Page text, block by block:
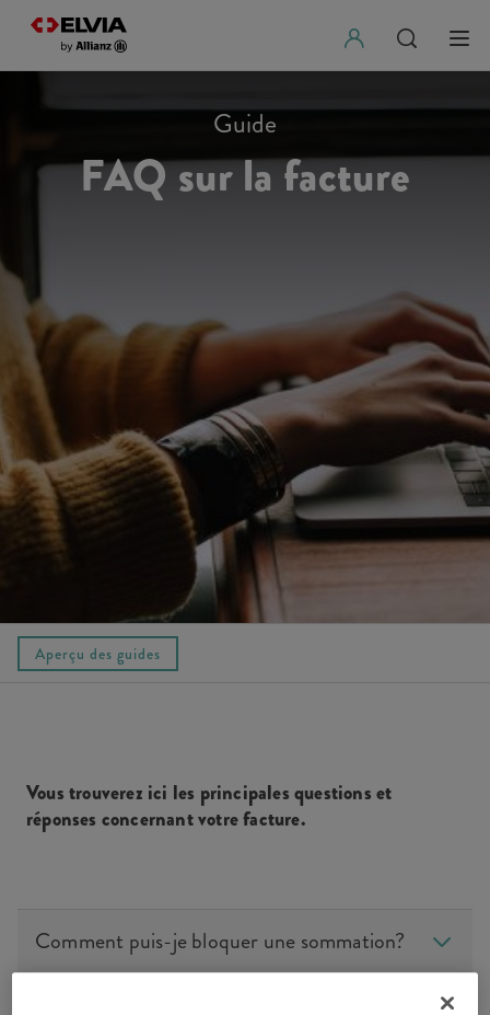
Guide
FAQ sur la facture
Aperçu des guides
Vous trouverez ici les principales questions et
réponses concernant votre facture.
Comment puis-je bloquer une sommation?